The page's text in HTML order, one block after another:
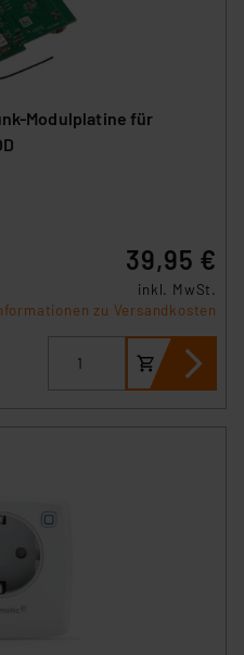
Modulplatine für
39,95 €
inkl. MwSt.
zu Versandkosten